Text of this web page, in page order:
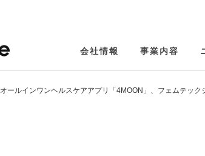
会社情報 事業内容
オールインワンヘルスケアアプリ「4MOON」、フェムテッ